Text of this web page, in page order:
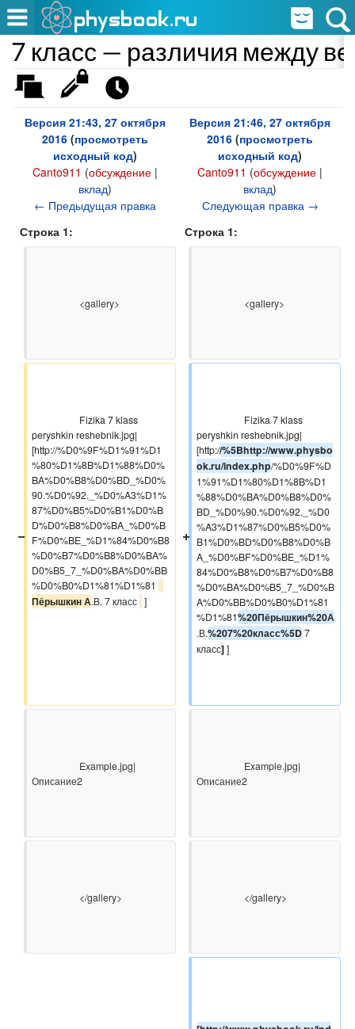
7 класс — различия между
Версия 21:43, 27 октября
2016 (просмотреть
исходный код)
Canto911 (обсуждение |
вклад)
← Предыдущая правка
Версия 21:46, 27 октября
2016 (просмотреть
исходный код)
Canto911 (обсуждение |
вклад)
Следующая правка →
Строка 1:
Строка 1:
−
peryshkin reshebnik.jpg|
[http://%D0%9F%D1%91%D1
%80%D1%8B%D1%88%D0%
BA%D0%B8%D0%BD_%D0%
90.%D0%92._%D0%A3%D1%
87%D0%B5%D0%B1%D0%B
D%D0%B8%D0%BA_%D0%B
F%D0%BE_%D1%84%D0%B8
%D0%B7%D0%B8%D0%BA%
D0%B5_7_%D0%BA%D0%BB
%D0%B0%D1%81%D1%81
Пёрышкин А.В. 7 класс ]
+
peryshkin reshebnik.jpg|
[http://%5Bhttp://www.physbo
ok.ru/index.php/%D0%9F%D
1%91%D1%80%D1%8B%D1
%88%D0%BA%D0%B8%D0%
BD_%D0%90.%D0%92._%D0
%A3%D1%87%D0%B5%D0%
B1%D0%BD%D0%B8%D0%B
A_%D0%BF%D0%BE_%D1%
84%D0%B8%D0%B7%D0%B8
%D0%BA%D0%B5_7_%D0%B
A%D0%BB%D0%B0%D1%81
%D1%81%20Пёрышкин%20А
.В.%207%20класс%5D 7
класс] ]
Описание2
Описание2